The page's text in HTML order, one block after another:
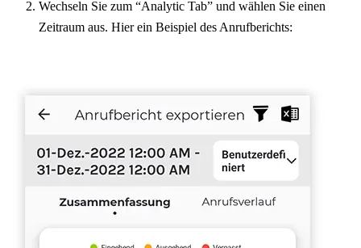
Wechseln Sie zum “Analytic Tab” und wählen Sie einen
Zeitraum aus. Hier ein Beispiel des Anrufberichts: